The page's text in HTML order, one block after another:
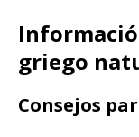
griego
Consejos